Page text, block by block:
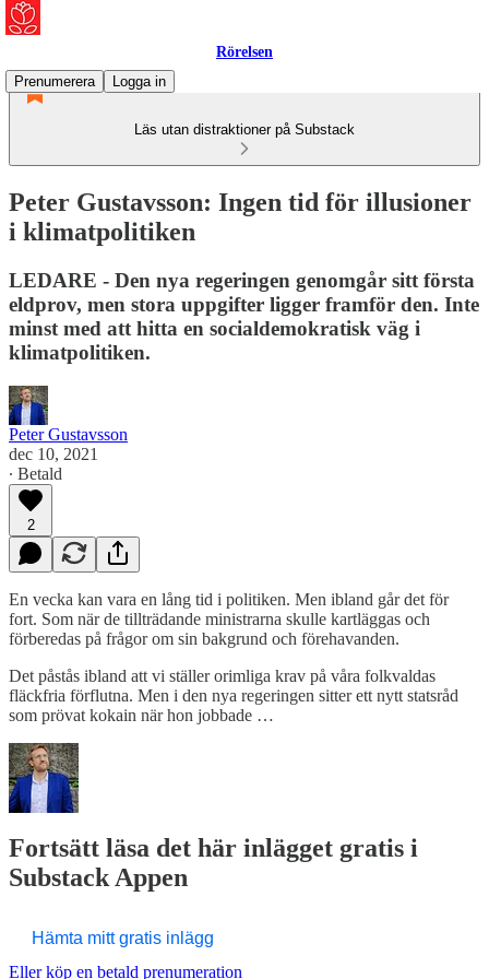
Rörelsen
Prenumerera
Logga in
Läs utan distraktioner på Substack
Peter Gustavsson: Ingen tid för illusioner
i klimatpolitiken
LEDARE - Den nya regeringen genomgår sitt första
eldprov, men stora uppgifter ligger framför den. Inte
minst med att hitta en socialdemokratisk väg i
klimatpolitiken.
Peter Gustavsson
dec 10, 2021
∙ Betald
2
En vecka kan vara en lång tid i politiken. Men ibland går det för
fort. Som när de tillträdande ministrarna skulle kartläggas och
förberedas på frågor om sin bakgrund och förehavanden.
Det påstås ibland att vi ställer orimliga krav på våra folkvaldas
fläckfria förflutna. Men i den nya regeringen sitter ett nytt statsråd
som prövat kokain när hon jobbade …
Fortsätt läsa det här inlägget gratis i
Substack Appen
Hämta mitt gratis inlägg
Eller köp en betald prenumeration